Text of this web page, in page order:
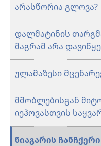
არასწორია გლოვა?
დალმატინის
მაგრამ არა
ულამაზესი
მშობლებისგან
იეჰოვასთვის
ნიაგარის